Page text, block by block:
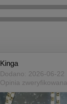
Kinga
Dodano: 2026-06-22
Opinia zweryfikowana